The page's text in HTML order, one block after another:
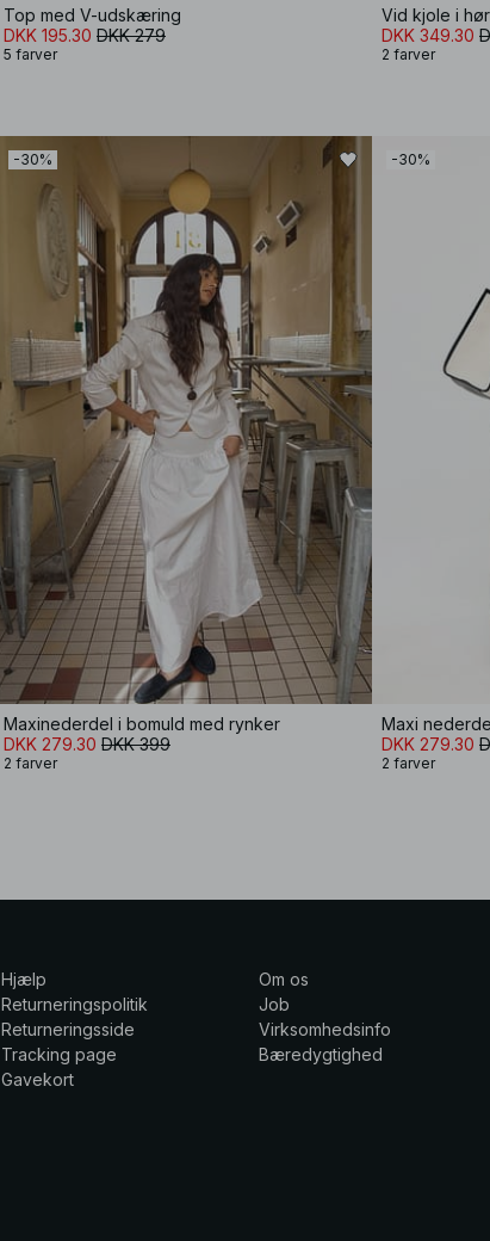
Top med V-udskæring
DKK 195.30 DKK 279
5 farver
DKK 349.30
2 farver
-30%
Maxinederdel i bomuld med rynker
DKK 279.30 DKK 399
2 farver
-30%
Maxi
DKK 279.30
2 farver
Hjælp
Returneringspolitik
Returneringsside
Tracking page
Gavekort
Om os
Job
Virksomhedsinfo
Bæredygtighed